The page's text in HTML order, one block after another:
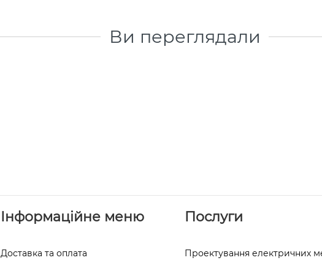
Ви переглядали
Інформаційне меню
Доставка та оплата
Послуги
Проектування електричних